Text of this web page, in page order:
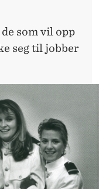
som vil opp
seg til jobber